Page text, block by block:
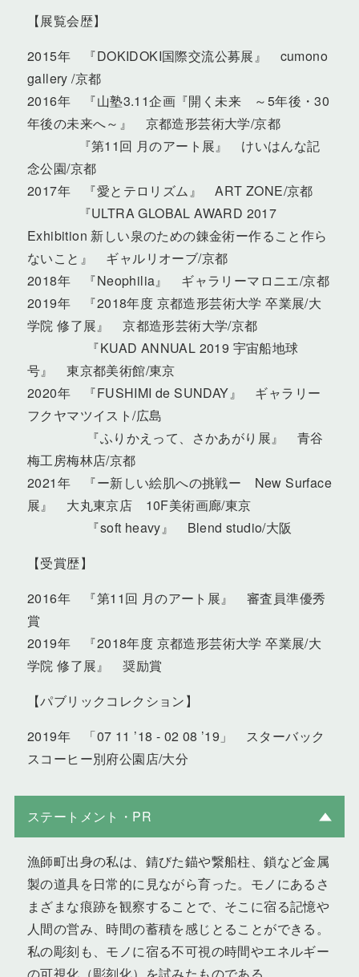
【展覧会歴】
2015年 『DOKIDOKI国際交流公募展』 cumono
gallery /京都
2016年 『山塾3.11企画『開く未来 ～5年後・30
年後の未来へ～』 京都造形芸術大学/京都
『第11回 月のアート展』 けいはんな記
念公園/京都
2017年 『愛とテロリズム』 ART ZONE/京都
『ULTRA GLOBAL AWARD 2017
Exhibition 新しい泉のための錬金術ー作ること作ら
ないこと』 ギャルリオーブ/京都
2018年 『Neophilia』 ギャラリーマロニエ/京都
2019年 『2018年度 京都造形芸術大学 卒業展/大
学院 修了展』 京都造形芸術大学/京都
『KUAD ANNUAL 2019 宇宙船地球
号』 東京都美術館/東京
2020年 『FUSHIMI de SUNDAY』 ギャラリー
フクヤマツイスト/広島
『ふりかえって、さかあがり展』 青谷
梅工房梅林店/京都
2021年 『ー新しい絵肌への挑戦ー New Surface
展』 大丸東京店 10F美術画廊/東京
『soft heavy』 Blend studio/大阪
【受賞歴】
2016年 『第11回 月のアート展』 審査員準優秀
賞
2019年 『2018年度 京都造形芸術大学 卒業展/大
学院 修了展』 奨励賞
【パブリックコレクション】
2019年 「07 11 ’18 - 02 08 ’19」 スターバック
スコーヒー別府公園店/大分
ステートメント・PR
漁師町出身の私は、錆びた錨や繋船柱、鎖など金属
製の道具を日常的に見ながら育った。モノにあるさ
まざまな痕跡を観察することで、そこに宿る記憶や
人間の営み、時間の蓄積を感じとることができる。
私の彫刻も、モノに宿る不可視の時間やエネルギー
の可視化（彫刻化）を試みたものである。